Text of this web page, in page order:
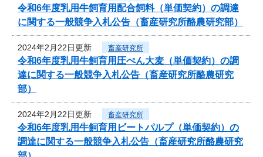
令和6年度乳用牛飼育用配合飼料（単価契約）の調達
に関する一般競争入札公告（畜産研究所酪農研究部）
2024年2月22日更新 畜産研究所
令和6年度乳用牛飼育用圧ぺん大麦（単価契約）の調
達に関する一般競争入札公告（畜産研究所酪農研究
部）
2024年2月22日更新 畜産研究所
令和6年度乳用牛飼育用ビートパルプ（単価契約）の
調達に関する一般競争入札公告（畜産研究所酪農研究